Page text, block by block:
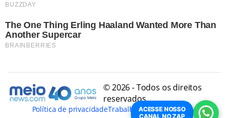
© 2026 - Todos os direitos
reservados
Política de privacidadeTrabalhe ConoscoConheça
ACESSE NOSSO
CANAL NO ZAP